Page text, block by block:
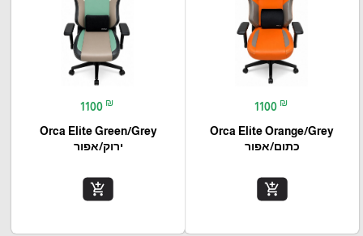
1100 ₪
Orca Elite Orange/Grey
כתום/אפור
add_shopping_cart
1100 ₪
Orca Elite Green/Grey
ירוק/אפור
add_shopping_cart